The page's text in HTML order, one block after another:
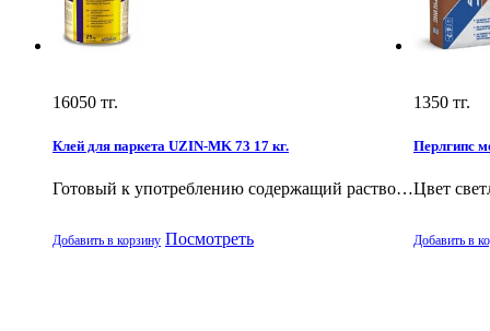
16050 тг.
Клей для паркета UZIN-MK 73 17 кг.
Готовый к употреблению содержащий раство…
Добавить в корзину Посмотреть
1350 тг.
Перлгипс
Цвет
Добавить в